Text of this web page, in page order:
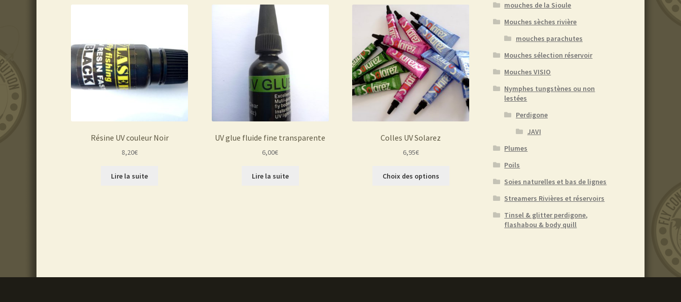
Résine UV couleur Noir
8,20€
Lire la suite
UV glue fluide fine transparente
6,00€
Lire la suite
Colles UV Solarez
6,95€
Choix des options
mouches de la Sioule
Mouches sèches rivière
mouches parachutes
Mouches sélection réservoir
Mouches VISIO
Nymphes tungstènes ou non
lestées
Perdigone
JAVI
Plumes
Poils
Soies naturelles et bas de lignes
Streamers Rivières et réservoirs
Tinsel & glitter perdigone,
flashabou & body quill